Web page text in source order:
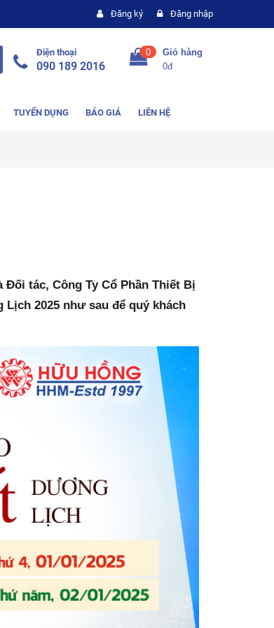
Đăng ký Đăng nhập
Điện thoại
090 189 2016
0
Giỏ hàng
0đ
TUYỂN DỤNG BÁO GIÁ LIÊN HỆ
Đối tác, Công Ty Cổ Phần Thiết Bị
2025 như sau để quý khách